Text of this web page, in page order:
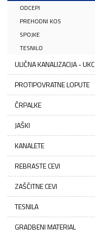
ODCEPI
PREHODNI KOS
SPOJKE
TESNILO
ULIČNA KANALIZACIJA - UKC
PROTIPOVRATNE LOPUTE
ČRPALKE
JAŠKI
KANALETE
REBRASTE CEVI
ZAŠČITNE CEVI
TESNILA
GRADBENI MATERIAL